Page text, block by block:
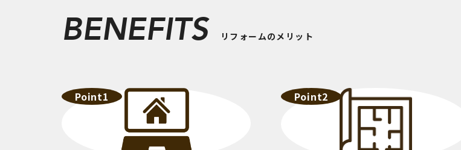
BENEFITS リフォームのメリット
Point1 Point2